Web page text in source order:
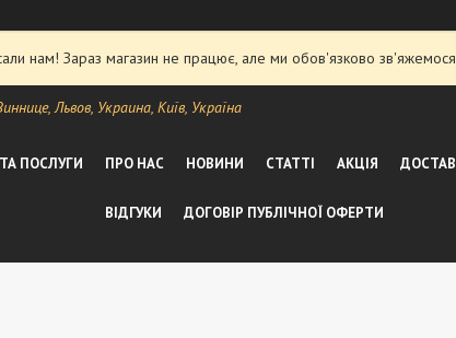
нам! Зараз магазин не працює, але ми обов'язково
Львов, Украина, Київ, Україна
ПОСЛУГИ ПРО НАС НОВИНИ СТАТТІ АКЦІЯ
ВІДГУКИ ДОГОВІР ПУБЛІЧНОЇ ОФЕРТИ